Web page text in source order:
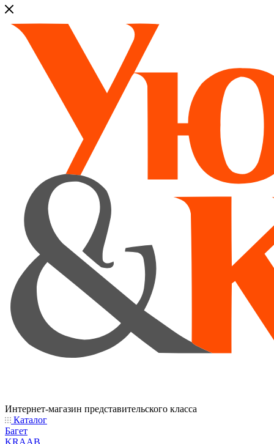
Интернет-магазин представительского класса
Каталог
Багет
KRAAB